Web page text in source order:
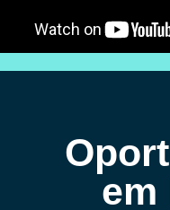
em